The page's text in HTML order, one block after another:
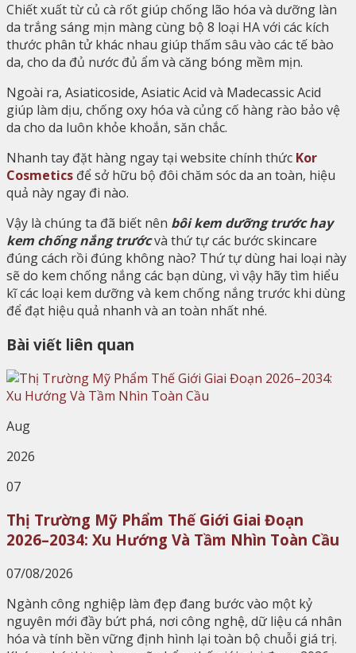
Chiết xuất từ củ cà rốt giúp chống lão hóa và dưỡng làn
da trắng sáng mịn màng cùng bộ 8 loại HA với các kích
thước phân tử khác nhau giúp thấm sâu vào các tế bào
da, cho da đủ nước đủ ẩm và căng bóng mềm mịn.
Ngoài ra, Asiaticoside, Asiatic Acid và Madecassic Acid
giúp làm dịu, chống oxy hóa và củng cố hàng rào bảo vệ
da cho da luôn khỏe khoắn, săn chắc.
Nhanh tay đặt hàng ngay tại website chính thức Kor
Cosmetics để sở hữu bộ đôi chăm sóc da an toàn, hiệu
quả này ngay đi nào.
Vậy là chúng ta đã biết nên bôi kem dưỡng trước hay
kem chống nắng trướcvà thứ tự các bước skincare
đúng cách rồi đúng không nào? Thứ tự dùng hai loại này
sẽ do kem chống nắng các bạn dùng, vì vậy hãy tìm hiểu
kĩ các loại kem dưỡng và kem chống nắng trước khi dùng
để đạt hiệu quả nhanh và an toàn nhất nhé.
Bài viết liên quan
Aug
2026
07
Thị Trường Mỹ Phẩm Thế Giới Giai Đoạn
2026–2034: Xu Hướng Và Tầm Nhìn Toàn Cầu
07/08/2026
Ngành công nghiệp làm đẹp đang bước vào một kỷ
nguyên mới đầy bứt phá, nơi công nghệ, dữ liệu cá nhân
hóa và tính bền vững định hình lại toàn bộ chuỗi giá trị.